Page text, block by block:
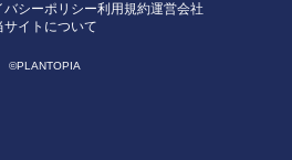
バシーポリシー利用規約運営会社
サイトについて
©PLANTOPIA